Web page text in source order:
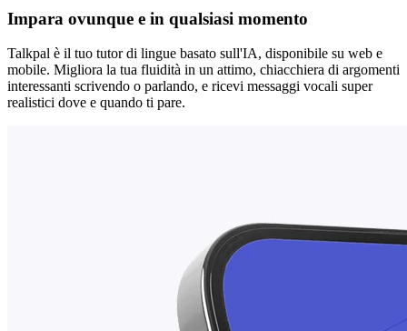
Impara ovunque e in qualsiasi momento
Talkpal è il tuo tutor di lingue basato sull'IA, disponibile su web e
mobile. Migliora la tua fluidità in un attimo, chiacchiera di argomenti
interessanti scrivendo o parlando, e ricevi messaggi vocali super
realistici dove e quando ti pare.